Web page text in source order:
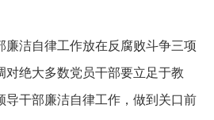
廉洁自律工作放在反腐败斗争三项
对绝大多数党员干部要立足于教
导干部廉洁自律工作，做到关口前